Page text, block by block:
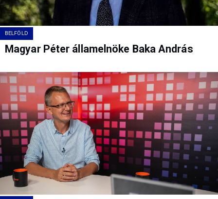
BELFÖLD
Magyar Péter államelnöke Baka András